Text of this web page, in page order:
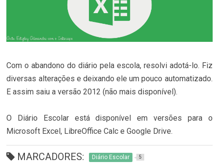
Com o abandono do diário pela escola, resolvi adotá-lo. Fiz
diversas alterações e deixando ele um pouco automatizado.
E assim saiu a versão 2012 (não mais disponível).
O Diário Escolar está disponível em versões para o
Microsoft Excel, LibreOffice Calc e Google Drive.
MARCADORES: Diário Escolar 5